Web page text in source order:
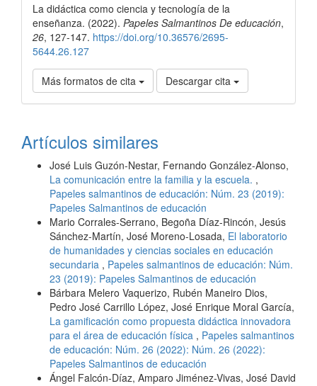
artículo
La didáctica como ciencia y tecnología de la
enseñanza. (2022). Papeles Salmantinos De educación,
26, 127-147. https://doi.org/10.36576/2695-
5644.26.127
Más formatos de cita Descargar cita
Artículos similares
José Luis Guzón-Nestar, Fernando González-Alonso,
La comunicación entre la familia y la escuela. ,
Papeles salmantinos de educación: Núm. 23 (2019):
Papeles Salmantinos de educación
Mario Corrales-Serrano, Begoña Díaz-Rincón, Jesús
Sánchez-Martín, José Moreno-Losada, El laboratorio
de humanidades y ciencias sociales en educación
secundaria , Papeles salmantinos de educación: Núm.
23 (2019): Papeles Salmantinos de educación
Bárbara Melero Vaquerizo, Rubén Maneiro Dios,
Pedro José Carrillo López, José Enrique Moral García,
La gamificación como propuesta didáctica innovadora
para el área de educación física , Papeles salmantinos
de educación: Núm. 26 (2022): Núm. 26 (2022):
Papeles Salmantinos de educación
Ángel Falcón-Díaz, Amparo Jiménez-Vivas, José David